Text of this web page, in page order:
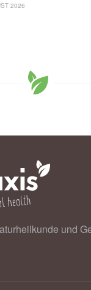
2026
und